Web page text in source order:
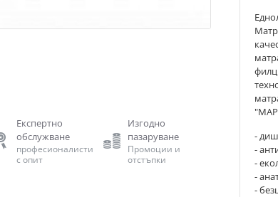
Експертно
обслужване
професионалисти
с опит
Изгодно
пазаруване
Промоции и
отстъпки
-
-
-
-
-